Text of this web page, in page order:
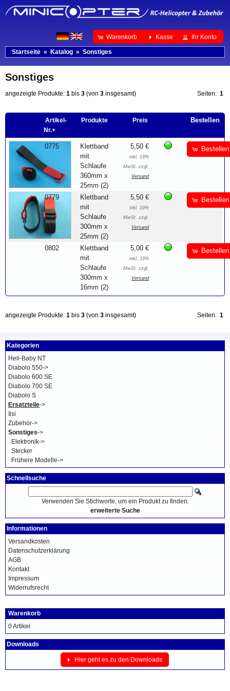
Warenkorb Kasse Ihr Konto
Startseite » Katalog » Sonstiges
Sonstiges
Seiten: 1
angezeigte Produkte: 1 bis 3 (von 3 insgesamt)
Artikel-
Nr.+
Produkte Preis Bestellen
0775
Klettband
mit
Schlaufe
360mm x
25mm (2)
5,50 €
inkl. 19%
MwSt. zzgl.
Versand
Bestellen
0779
Klettband
mit
Schlaufe
300mm x
25mm (2)
5,50 €
inkl. 19%
MwSt. zzgl.
Versand
Bestellen
0802
Klettband
mit
Schlaufe
300mm x
16mm (2)
5,00 €
inkl. 19%
MwSt. zzgl.
Versand
Bestellen
Seiten: 1
angezeigte Produkte: 1 bis 3 (von 3 insgesamt)
Kategorien
Heli-Baby NT
Diabolo 550->
Diabolo 600 SE
Diabolo 700 SE
Diabolo S
Ersatzteile->
Iisi
Zubehör->
Sonstiges->
Elektronik->
Stecker
Frühere Modelle->
Schnellsuche
Verwenden Sie Stichworte, um ein Produkt zu finden.
erweiterte Suche
Informationen
Versandkosten
Datenschutzerklärung
AGB
Kontakt
Impressum
Widerrufsrecht
Warenkorb
0 Artikel
Downloads
Hier geht es zu den Downloads